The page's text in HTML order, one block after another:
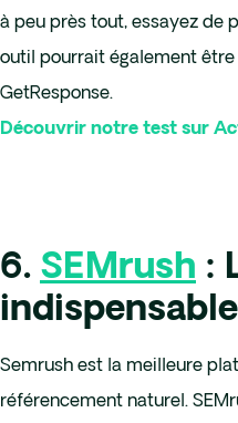
à peu près tout, essayez de
outil pourrait également
GetResponse.
Découvrir notre test sur
6. SEMrush :
Semrush est la meilleure
référencement naturel.